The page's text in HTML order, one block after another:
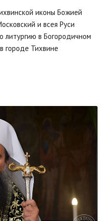
иконы Божией
и всея Руси
литургию в Богородичном
городе Тихвине